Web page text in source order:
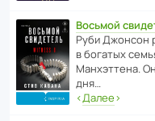
Восьмой
Руби Джонсон
в богатых
Манх­эт­тена.
дня…
‹Далее›